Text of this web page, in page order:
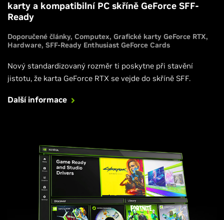
karty a kompatibilní PC skříně GeForce SFF-
Ready
Doporučené články Computex Grafické karty GeForce RTX
Hardware SFF-Ready Enthusiast GeForce Cards
Nový standardizovaný rozměr ti poskytne při stavění
jistotu, že karta GeForce RTX se vejde do skříně SFF.
Další informace